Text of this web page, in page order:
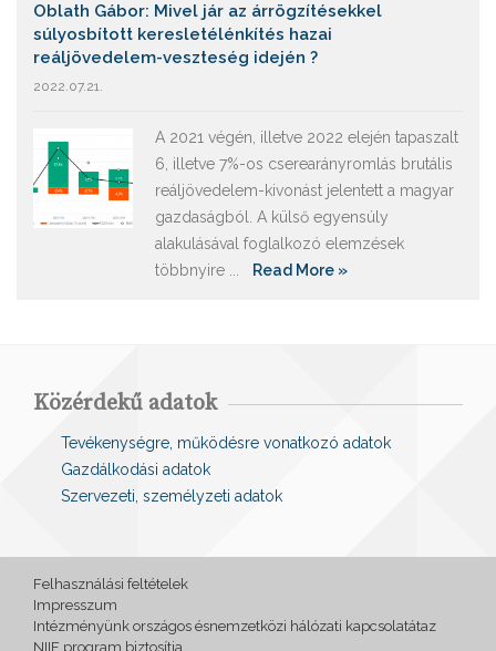
Oblath Gábor: Mivel jár az árrögzítésekkel
súlyosbított keresletélénkítés hazai
reáljövedelem-veszteség idején ?
2022.07.21.
A 2021 végén, illetve 2022 elején tapaszalt
6, illetve 7%-os cserearányromlás brutális
reáljövedelem-kivonást jelentett a magyar
gazdaságból. A külső egyensúly
alakulásával foglalkozó elemzések
többnyire ...
Read More »
Közérdekű adatok
Tevékenységre, működésre vonatkozó adatok
Gazdálkodási adatok
Szervezeti, személyzeti adatok
Felhasználási feltételek
Impresszum
Intézményünk országos ésnemzetközi hálózati kapcsolatátaz
NIIF program biztosítja